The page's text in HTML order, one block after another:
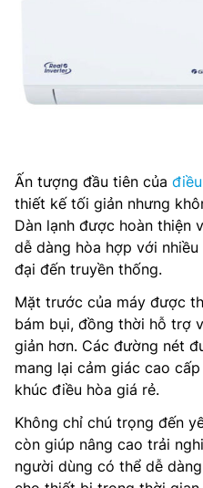
Ấn tượng đầu tiên của
thiết kế tối giản nhưng
Dàn lạnh được hoàn thiện
dễ dàng hòa hợp với
đại đến truyền thống.
Mặt trước của máy được
bám bụi, đồng thời hỗ trợ
giản hơn. Các đường nét
mang lại cảm giác cao
khúc điều hòa giá rẻ.
Không chỉ chú trọng đến
còn giúp nâng cao trải
người dùng có thể dễ